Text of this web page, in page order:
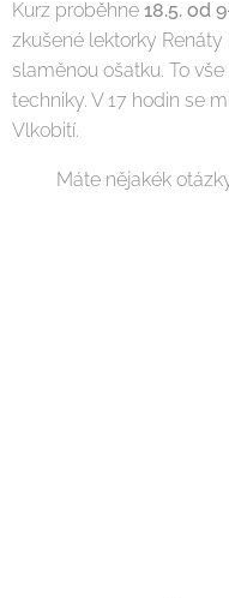
Kurz proběhne 18.5. od
zkušené lektorky
slaměnou ošatku. To
techniky. V 17 hodin se
Vlkobití.
Máte nějakék